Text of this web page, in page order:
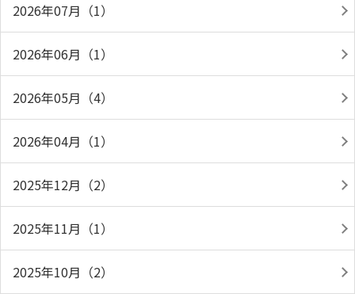
2026年07月（1）
2026年06月（1）
2026年05月（4）
2026年04月（1）
2025年12月（2）
2025年11月（1）
2025年10月（2）